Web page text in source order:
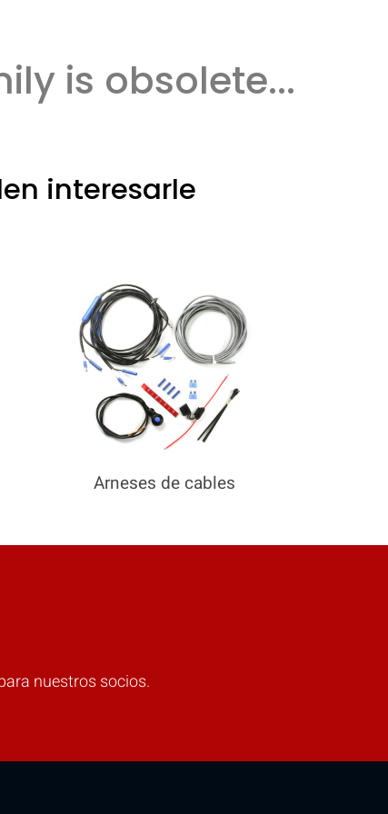
is obsolete...
interesarle
Arneses de cables
nuestros socios.